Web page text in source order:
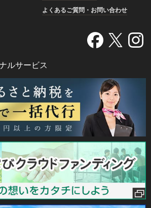
よくあるご質問・お問い合わせ
ルサービス